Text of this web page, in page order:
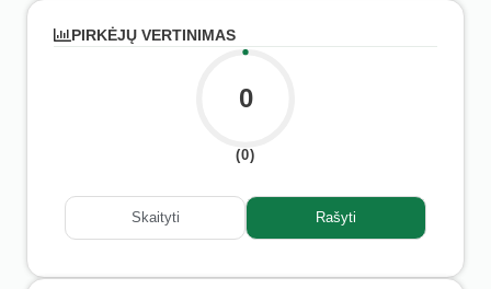
PIRKĖJŲ VERTINIMAS
0
(0)
Skaityti Rašyti